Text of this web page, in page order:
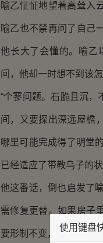
喻乙怔怔地望着高耸入
喻乙也不禁再问了自己
他长大了会懂的。喻乙
问，他却一时想不到该怎
“个寥问题。石脆且沉
间，又要探出深远屋檐
哪里可能完成得了明堂
已经适应了带教乌子的状
他这番话，倒也启发了
需修复更替。如果房子
要形制不变，便还是那
使用键盘